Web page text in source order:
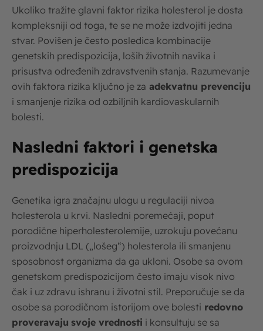
Ukoliko tražite glavni faktor rizika holesterol je dosta
kompleksniji od toga, te se ne može izdvojiti jedna
stvar. Povišen je često posledica kombinacije
genetskih predispozicija, loših životnih navika i
prisustva određenih zdravstvenih stanja. Razumevanje
ovih faktora rizika ključno je za adekvatnu prevenciju
i smanjenje rizika od ozbiljnih kardiovaskularnih
bolesti.
Nasledni faktori i genetska
predispozicija
Genetika igra značajnu ulogu u regulaciji nivoa
holesterola u krvi. Nasledni poremećaji, poput
porodične hiperholesterolemije, uzrokuju povećanu
proizvodnju LDL („lošeg“) holesterola ili smanjenu
sposobnost organizma da ga ukloni. Osobe sa ovom
genetskom predispozicijom često imaju visok nivo
čak i uz zdravu ishranu i životni stil. Preporučuje se da
osobe sa porodičnom istorijom ove bolesti redovno
proveravaju svoje vrednosti i konsultuju se sa